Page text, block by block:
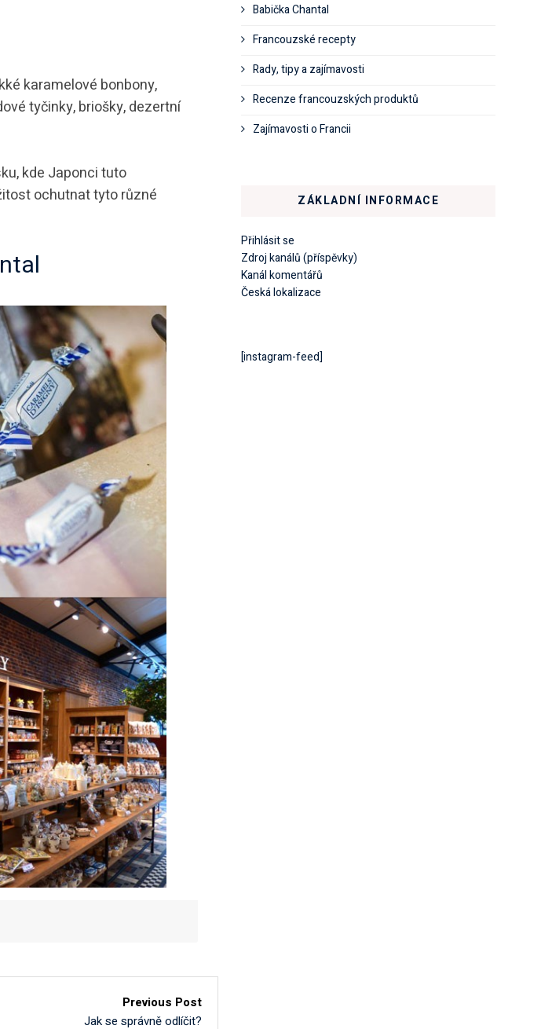
karamelové bonbony,
tyčinky, briošky, dezertní
kde Japonci tuto
ochutnat tyto různé
Previous Post
Jak se správně odlíčit?
Babička Chantal
Francouzské recepty
Rady, tipy a zajímavosti
Recenze francouzských produktů
Zajímavosti o Francii
ZÁKLADNÍ INFORMACE
Přihlásit se
Zdroj kanálů (příspěvky)
Kanál komentářů
Česká lokalizace
[instagram-feed]